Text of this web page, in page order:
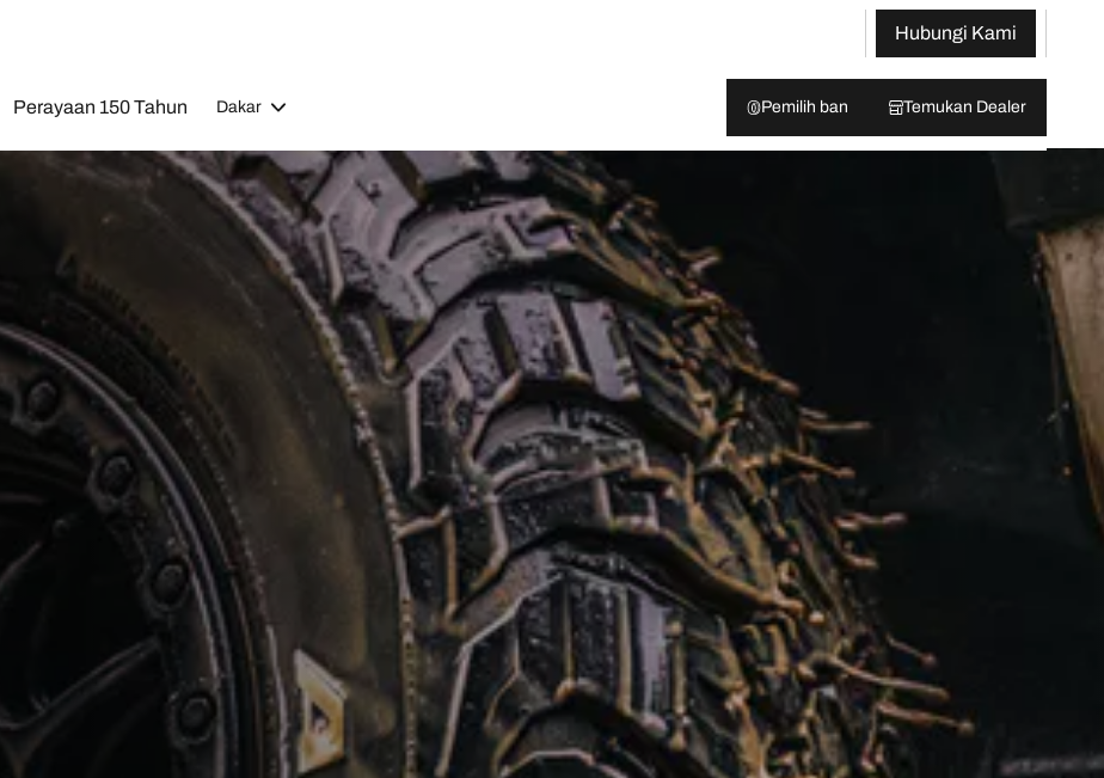
Hubungi Kami
Perayaan 150 Tahun Dakar Pemilih ban Temukan Dealer